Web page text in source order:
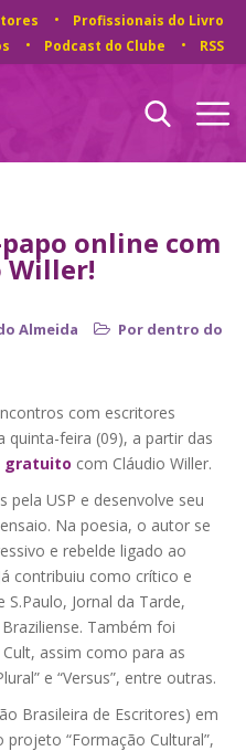
Profissionais do Livro
Podcast do Clube RSS
online com
Willer!
Almeida
Por dentro do
com escritores
feira (09), a partir das
gratuito com Cláudio Willer.
pela USP e desenvolve seu
Na poesia, o autor se
e rebelde ligado ao
contribuiu como crítico e
Jornal da Tarde,
Também foi
assim como para as
e “Versus”, entre outras.
Brasileira de Escritores) em
“Formação Cultural”,